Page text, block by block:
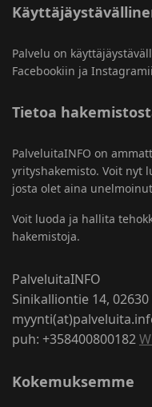
Palvelu on
Facebookiin ja
Tietoa
PalveluitaINFO on
yrityshakemisto. Voit nyt
josta olet aina
Voit luoda ja hallita
hakemistoja.
PalveluitaINFO
Sinikalliontie 14, 02630
puh: +358400800182
Kokemuksemme